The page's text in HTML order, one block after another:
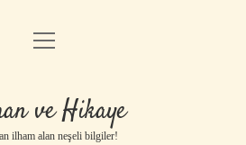
Anasayfa
Yasal Uyarı
menüyü
ve Hikaye
ilham alan neşeli bilgiler!